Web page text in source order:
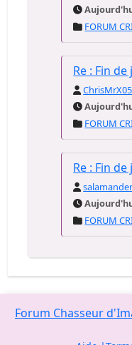
FORUM
Re : Fin
ChrisMrX05
FORUM
Re : Fin
salamander
FORUM
Forum Chasseur